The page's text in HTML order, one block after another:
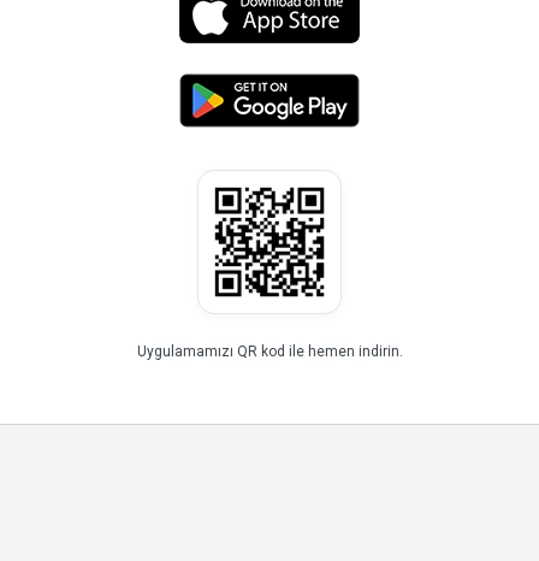
Uygulamamızı QR kod ile hemen indirin.